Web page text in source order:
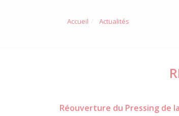
Accueil Actualités
Réouverture du Pressing de